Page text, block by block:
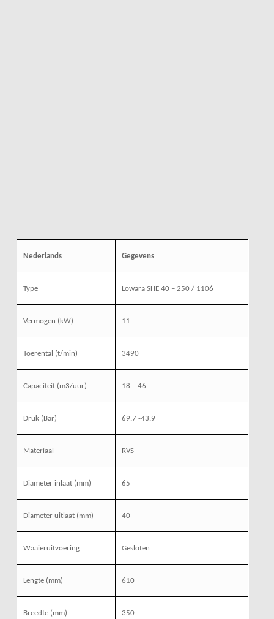
Nederlands Gegevens
Type Lowara SHE 40 – 250 / 1106
Vermogen (kW) 11
Toerental (t/min) 3490
Capaciteit (m3/uur) 18 – 46
Druk (Bar) 69.7 -43.9
Materiaal RVS
Diameter inlaat (mm) 65
Diameter uitlaat (mm) 40
Waaieruitvoering Gesloten
Lengte (mm) 610
Breedte (mm) 350